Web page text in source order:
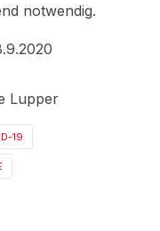
notwendig.
Lupper
19